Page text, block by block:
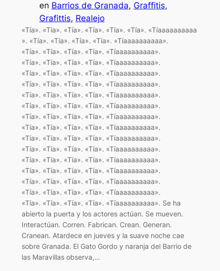
en Barrios de Granada, Graffitis
Grafittis, Realejo
«Tía». «Tía». «Tía». «Tía». «Tía». «Tía». «Tíaaaaaaaaaa
». «Tía». «Tía». «Tía». «Tía». «Tíaaaaaaaaaa».
«Tía». «Tía». «Tía». «Tía». «Tíaaaaaaaaaa».
«Tía». «Tía». «Tía». «Tía». «Tíaaaaaaaaaa».
«Tía». «Tía». «Tía». «Tía». «Tíaaaaaaaaaa».
«Tía». «Tía». «Tía». «Tía». «Tíaaaaaaaaaa».
«Tía». «Tía». «Tía». «Tía». «Tíaaaaaaaaaa».
«Tía». «Tía». «Tía». «Tía». «Tíaaaaaaaaaa».
«Tía». «Tía». «Tía». «Tía». «Tíaaaaaaaaaa».
«Tía». «Tía». «Tía». «Tía». «Tíaaaaaaaaaa».
«Tía». «Tía». «Tía». «Tía». «Tíaaaaaaaaaa».
«Tía». «Tía». «Tía». «Tía». «Tíaaaaaaaaaa».
«Tía». «Tía». «Tía». «Tía». «Tíaaaaaaaaaa».
«Tía». «Tía». «Tía». «Tía». «Tíaaaaaaaaaa».
«Tía». «Tía». «Tía». «Tía». «Tíaaaaaaaaaa».
«Tía». «Tía». «Tía». «Tía». «Tíaaaaaaaaaa».
«Tía». «Tía». «Tía». «Tía». «Tíaaaaaaaaaa». Se ha
abierto la puerta y los actores actúan. Se mueven.
Interactúan. Corren. Fabrican. Crean. Generan.
Cranean. Atardece en jueves y la suave noche cae
sobre Granada. El Gato Gordo y naranja del Barrio de
las Maravillas observa,…